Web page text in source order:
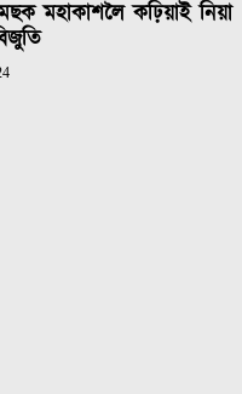
মহাকাশলৈ কঢ়িয়াই নিয়া